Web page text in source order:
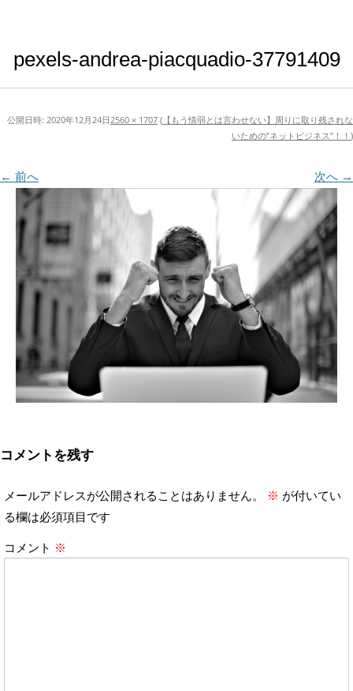
pexels-andrea-piacquadio-37791409
公開日時: 2020年12月24日2560 × 1707 ( 【もう情弱とは言わせない】周りに取り残されな
いための”ネットビジネス”！！ )
← 前へ 次へ →
コメントを残す
メールアドレスが公開されることはありません。 ※ が付いてい
る欄は必須項目です
コメント ※